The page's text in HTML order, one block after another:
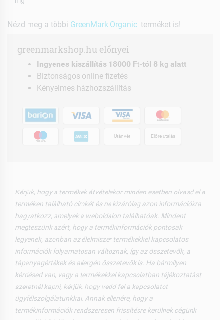
Nézd meg a többi GreenMark Organic terméket is!
greenmarkshop.hu előnyei
Ingyenes kiszállítás 18000 Ft-tól 8 kg alatt
Biztonságos online fizetés
Kényelmes házhozszállítás
Utánvét Előre utalás
Kérjük, hogy a termékek átvételekor minden esetben olvasd el a
terméken található címkét és ne kizárólag azon információkra
hagyatkozz, amelyek a weboldalon találhatóak. Mindent
megteszünk azért, hogy a termékinformációk pontosak
legyenek, azonban az élelmiszer termékekkel kapcsolatos
információk folyamatosan változnak, így az összetevők, a
tápanyagértékek és allergén összetevők is. Ha bármilyen
kérdésed van, vagy a termékekkel kapcsolatban tájékoztatást
szeretnél kapni, kérjük, hogy vedd fel a kapcsolatot
ügyfélszolgálatunkkal. Annak ellenére, hogy a
termékinformációk rendszeresen frissítésre kerülnek cégünk